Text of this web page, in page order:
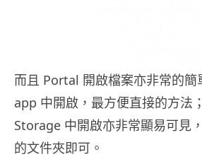
而且 Portal 開啟檔案亦非常的簡
app 中開啟，最方便直接的方法
Storage 中開啟亦非常顯易可見
的文件夾即可。